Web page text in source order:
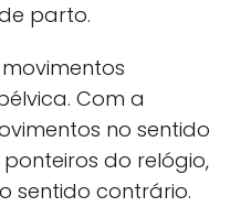
parto.
Com a
no sentido
do relógio,
sentido contrário.